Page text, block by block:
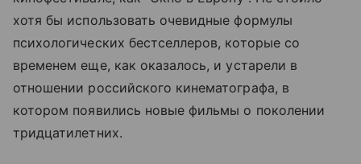
хотя бы использовать очевидные формулы
психологических бестселлеров, которые со
временем еще, как оказалось, и устарели в
отношении российского кинематографа, в
котором появились новые фильмы о поколении
тридцатилетних.